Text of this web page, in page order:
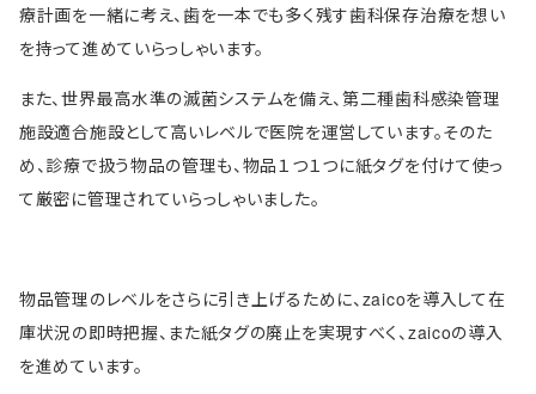
療計画を一緒に考え、歯を一本でも多く残す歯科保存治療を想い
を持って進めていらっしゃいます。
また、世界最高水準の滅菌システムを備え、第二種歯科感染管理
施設適合施設として高いレベルで医院を運営しています。そのた
め、診療で扱う物品の管理も、物品１つ１つに紙タグを付けて使っ
て厳密に管理されていらっしゃいました。
物品管理のレベルをさらに引き上げるために、zaicoを導入して在
庫状況の即時把握、また紙タグの廃止を実現すべく、zaicoの導入
を進めています。